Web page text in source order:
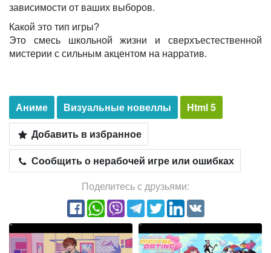
зависимости от ваших выборов.
Какой это тип игры?
Это смесь школьной жизни и сверхъестественной
мистерии с сильным акцентом на нарратив.
Аниме Визуальные новеллы
Html 5
Добавить в избранное
Сообщить о нерабочей игре или ошибках
Поделитесь с друзьями: